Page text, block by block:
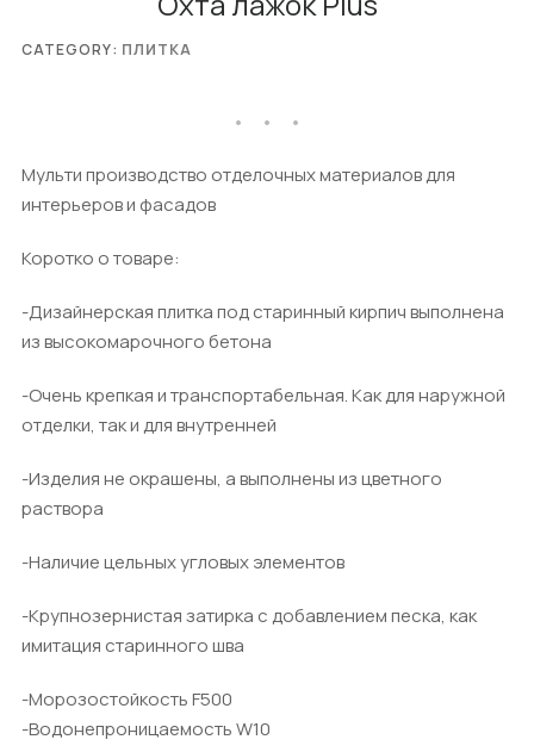
Мульти производство отделочных материалов для
интерьеров и фасадов
Коротко о товаре:
-Дизайнерская плитка под старинный кирпич выполнена
из высокомарочного бетона
-Очень крепкая и транспортабельная. Как для наружной
отделки, так и для внутренней
-Изделия не окрашены, а выполнены из цветного
раствора
-Наличие цельных угловых элементов
-Крупнозернистая затирка с добавлением песка, как
имитация старинного шва
-Морозостойкость F500
-Водонепроницаемость W10
CATEGORY: ПЛИТКА